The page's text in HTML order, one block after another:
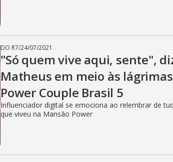
DO R7/24/07/2021
"Só quem vive aqui, sente",
Matheus em meio às
Power Couple Brasil 5
Influenciador digital se emociona ao relembrar de
que viveu na Mansão Power